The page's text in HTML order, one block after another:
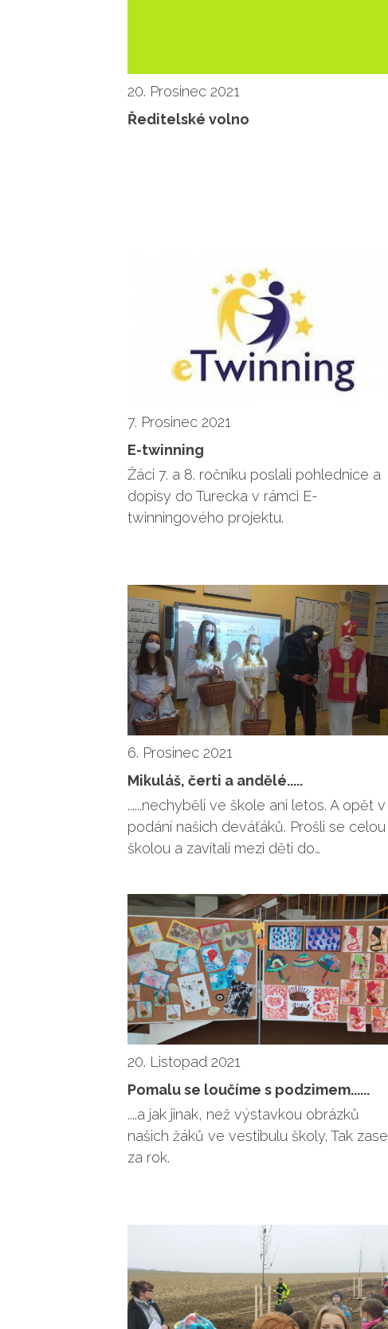
20. Prosinec 2021
Ředitelské volno
7. Prosinec 2021
E-twinning
Žáci 7. a 8. ročníku poslali pohlednice a
dopisy do Turecka v rámci E-
twinningového projektu.
6. Prosinec 2021
Mikuláš, čerti a andělé.....
......nechyběli ve škole ani letos. A opět v
podání našich deváťáků. Prošli se celou
školou a zavítali mezi děti do…
20. Listopad 2021
Pomalu se loučíme s podzimem......
....a jak jinak, než výstavkou obrázků
našich žáků ve vestibulu školy. Tak zase
za rok.